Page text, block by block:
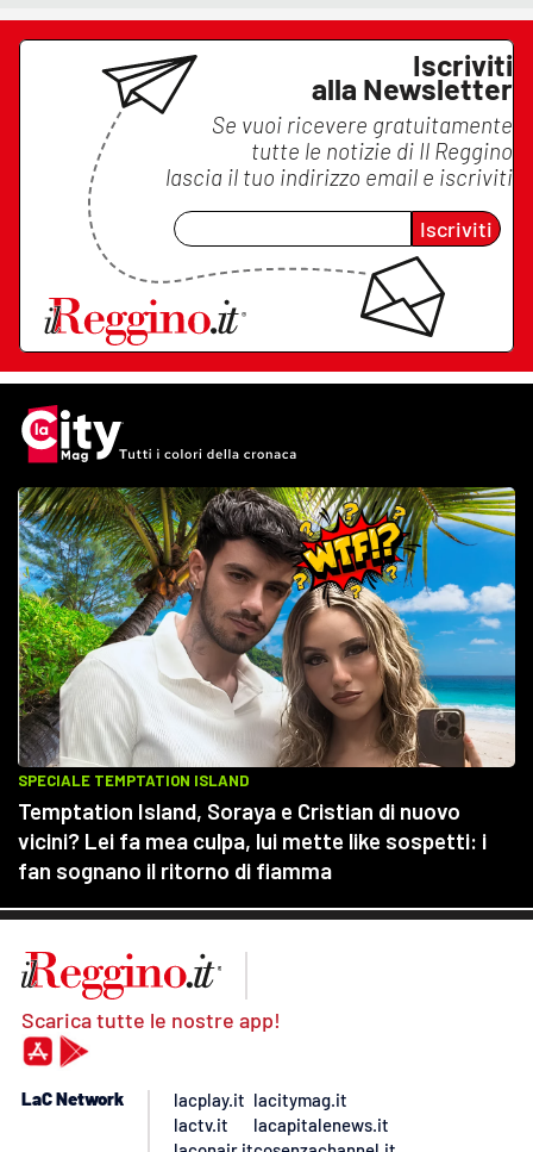
Iscriviti
alla Newsletter
Se vuoi ricevere gratuitamente
tutte le notizie di Il Reggino
lascia il tuo indirizzo email e iscriviti
Iscriviti
Scarica tutte le nostre app!
LaC Network
lacplay.it
lactv.it
lacitymag.it
lacapitalenews.it